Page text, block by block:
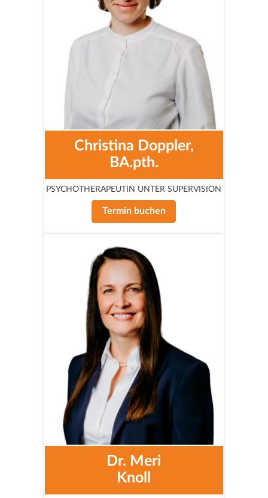
Christina Doppler,
BA.pth.
PSYCHOTHERAPEUTIN UNTER SUPERVISION
Termin buchen
Dr. Meri
Knoll